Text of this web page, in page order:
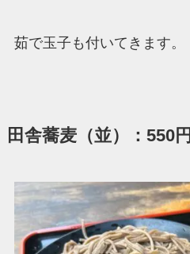
茹で玉子も付いてきます。
田舎蕎麦（並）：550円